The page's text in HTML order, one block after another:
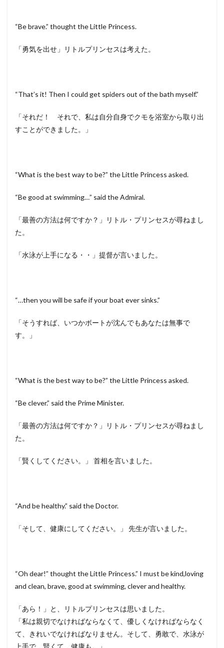
“Be brave.” thought the Little Princess.
「勇気を出せ」リトルプリンセスは考えた。
“That’s it! Then I could get spiders out of the bath myself.”
「それだ！ それで、私は自分自身でクモを浴室から取り出
すことができました。」
“What is the best way to be?” the Little Princess asked.
“Be good at swimming…” said the Admiral.
「最善の方法は何ですか？」リトル・プリンセスが尋ねまし
た。
「水泳が上手になる・・」提督が言いました。
“…then you will be safe if your boat ever sinks.”
「そうすれば、いつかボートが沈んでもあなたは無事で
す。」
“What is the best way to be?” the Little Princess asked.
“Be clever.” said the Prime Minister.
「最善の方法は何ですか？」リトル・プリンセスが尋ねまし
た。
「賢くしてください。」 首相を言いました。
“And be healthy.” said the Doctor.
「そして、健康にしてください。」 先生が言いました。
“Oh dear!” thought the Little Princess.” I must be kind,loving
and clean, brave, good at swimming, clever and healthy.
「あら！」と、リトルプリンセスは思いました。
「私は親切でなければならなくて、優しくなければならなく
て、きれいでなければなりません。そして、勇敢で、水泳が